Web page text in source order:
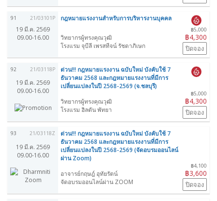
91 21/03101P
19 มี.ค. 2569
09.00-16.00
กฎหมายแรงงานสำหรับการบริหารงานบุคคล
฿5,000
฿4,300
วิทยากรผู้ทรงคุณวุฒิ
โรงแรม จุบีลี เพรสทีจน์ รัชดาภิเษก
ปิดจอง
92 21/03118P
19 มี.ค. 2569
09.00-16.00
ด่วน!!! กฎหมายแรงงาน ฉบับใหม่ บังคับใช้ 7
ธันวาคม 2568 และกฎหมายแรงงานที่มีการ
เปลี่ยนแปลงในปี 2568-2569 (จ.ชลบุรี)
฿5,000
฿4,300
วิทยากรผู้ทรงคุณวุฒิ
โรงแรม ฮิลตัน พัทยา
ปิดจอง
93 21/03118Z
19 มี.ค. 2569
09.00-16.00
ด่วน!!! กฎหมายแรงงาน ฉบับใหม่ บังคับใช้ 7
ธันวาคม 2568 และกฎหมายแรงงานที่มีการ
เปลี่ยนแปลงในปี 2568-2569 (จัดอบรมออนไลน์
ผ่าน Zoom)
฿4,100
฿3,600
อาจารย์กฤษฎ์ อุทัยรัตน์
จัดอบรมออนไลน์ผ่าน ZOOM
ปิดจอง